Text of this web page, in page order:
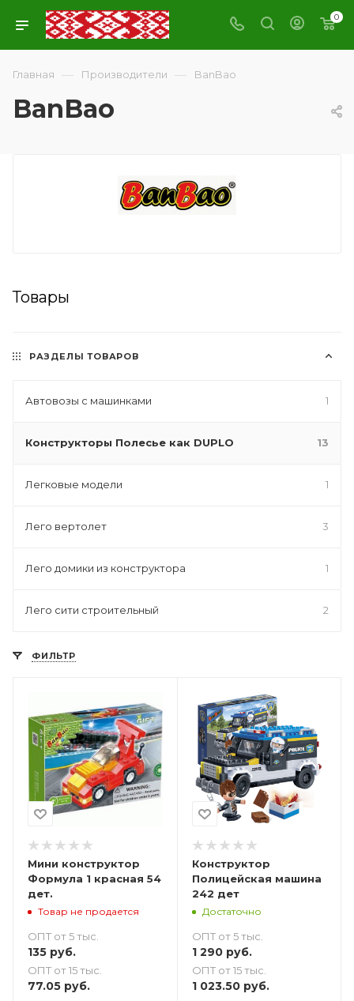
0
Главная — Производители — BanBao
BanBao
Товары
РАЗДЕЛЫ ТОВАРОВ
Автовозы с машинками 1
Конструкторы Полесье как DUPLO 13
Легковые модели 1
Лего вертолет 3
Лего домики из конструктора 1
Лего сити строительный 2
ФИЛЬТР
Мини конструктор
Формула 1 красная 54
дет.
Товар не продается
ОПТ от 5 тыс.
135 руб.
ОПТ от 15 тыс.
77.05 руб.
Конструктор
Полицейская машина
242 дет
Достаточно
ОПТ от 5 тыс.
1 290руб.
ОПТ от 15 тыс.
1 023.50руб.